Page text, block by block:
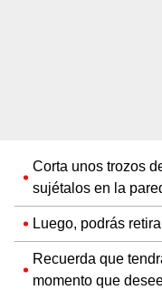
Corta unos trozos
sujétalos en la
Luego, podrás
Recuerda que
momento que